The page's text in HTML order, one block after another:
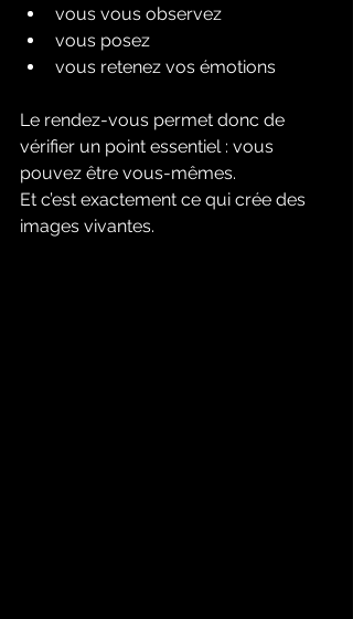
vous vous observez
vous posez
vous retenez vos émotions
Le rendez-vous permet donc de
vérifier un point essentiel : vous
pouvez être vous-mêmes.
Et c’est exactement ce qui crée des
images vivantes.